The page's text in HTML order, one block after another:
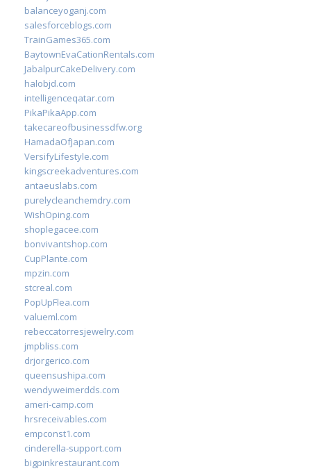
balanceyoganj.com
salesforceblogs.com
TrainGames365.com
BaytownEvaCationRentals.com
JabalpurCakeDelivery.com
halobjd.com
intelligenceqatar.com
PikaPikaApp.com
takecareofbusinessdfw.org
HamadaOfJapan.com
VersifyLifestyle.com
kingscreekadventures.com
antaeuslabs.com
purelycleanchemdry.com
WishOping.com
shoplegacee.com
bonvivantshop.com
CupPlante.com
mpzin.com
stcreal.com
PopUpFlea.com
valueml.com
rebeccatorresjewelry.com
jmpbliss.com
drjorgerico.com
queensushipa.com
wendyweimerdds.com
ameri-camp.com
hrsreceivables.com
empconst1.com
cinderella-support.com
bigpinkrestaurant.com